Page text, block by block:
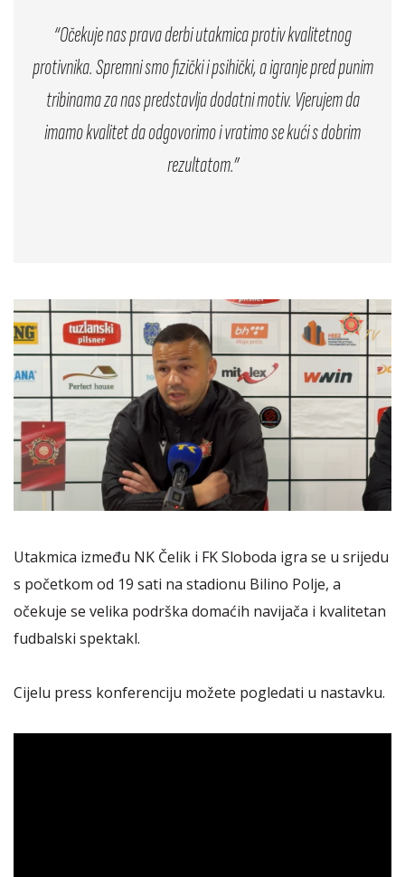
“Očekuje nas prava derbi utakmica protiv kvalitetnog
protivnika. Spremni smo fizički i psihički, a igranje pred punim
tribinama za nas predstavlja dodatni motiv. Vjerujem da
imamo kvalitet da odgovorimo i vratimo se kući s dobrim
rezultatom.”
Utakmica između NK Čelik i FK Sloboda igra se u srijedu
s početkom od 19 sati na stadionu Bilino Polje, a
očekuje se velika podrška domaćih navijača i kvalitetan
fudbalski spektakl.
Cijelu press konferenciju možete pogledati u nastavku.